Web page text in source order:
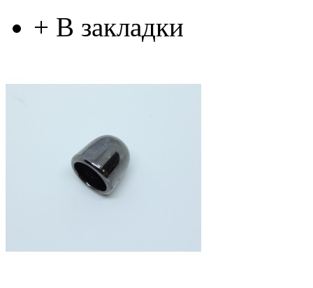
+ В закладки